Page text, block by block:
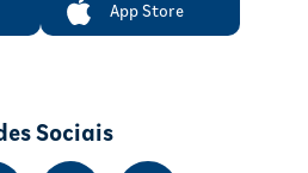
App Store
Sociais